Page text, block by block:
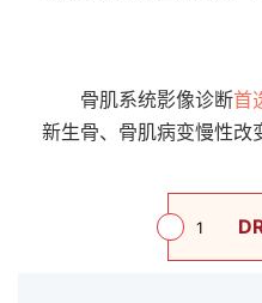
骨肌系统影像诊断首
新生骨、骨肌病变慢性改
1